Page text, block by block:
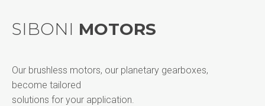
SIBONI MOTORS
Our brushless motors, our planetary gearboxes,
become tailored
solutions for your application.